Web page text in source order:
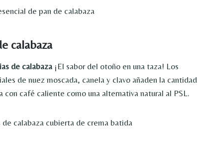
calabaza
de calabaza ¡El sabor del otoño en una taza! Los
de nuez moscada, canela y clavo añaden la cantidad
café caliente como una alternativa natural al PSL.